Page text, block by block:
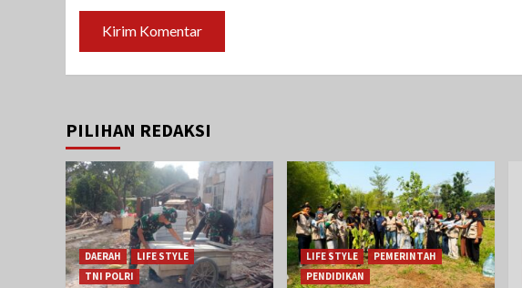
PILIHAN REDAKSI
DAERAH
LIFE STYLE
TNI POLRI
LIFE STYLE
PEMERINTAH
PENDIDIKAN